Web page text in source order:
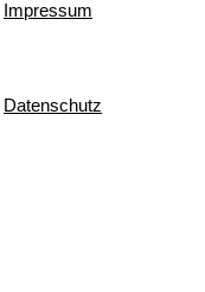
Impressum
Datenschutz